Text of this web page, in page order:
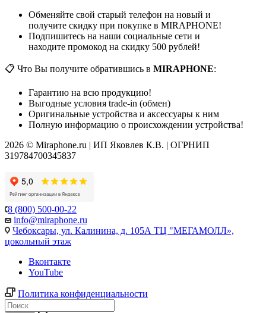
Обменяйте свой старый телефон на новый и
получите скидку при покупке в MIRAPHONE!
Подпишитесь на наши социальные сети и
находите промокод на скидку 500 рублей!
📋 Что Вы получите обратившись в MIRAPHONE:
Гарантию на всю продукцию!
Выгодные условия trade-in (обмен)
Оригинальные устройства и аксессуары к ним
Полную информацию о происхождении устройства!
2026 © Miraphone.ru | ИП Яковлев К.В. | ОГРНИП
319784700345837
8 (800) 500-00-22
info@miraphone.ru
Чебоксары, ул. Калинина, д. 105А ТЦ "МЕГАМОЛЛ»,
цокольный этаж
Вконтакте
YouTube
Политика конфиденциальности